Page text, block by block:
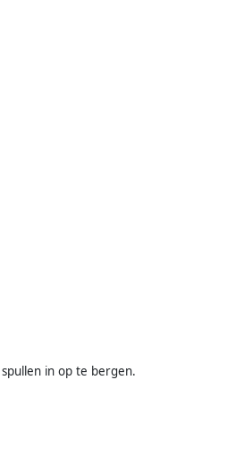
in op te bergen.